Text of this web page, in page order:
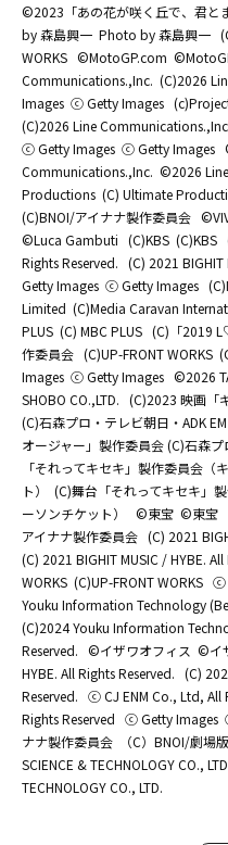
©2023「あの花が咲く丘で、君と
by 森島興一 Photo by 森島興一
WORKS ©MotoGP.com
Communications.,Inc. (C)2026
Images ⓒ Getty Images
(C)2026 Line
ⓒ Getty Images ⓒ Getty Images
Communications.,Inc. ©2026
Productions (C) Ultimate
(C)BNOI/アイナナ製作委員会
©Luca Gambuti (C)KBS (C)KBS
Rights Reserved. (C) 2021 BIGHIT
Getty Images ⓒ Getty Images
Limited (C)Media Caravan
PLUS (C) MBC PLUS (C)「2019
作委員会 (C)UP-FRONT WORKS
Images ⓒ Getty Images ©2026
SHOBO CO.,LTD. (C)2023 映画「
(C)石森プロ・テレビ朝日・ADK
オージャー」製作委員会 (C)石森
「それってキセキ」製作委員会（
ト）
(C)舞台「それってキセキ」
ーソンチケット）
©東宝 ©東宝
アイナナ製作委員会 (C) 2021
(C) 2021 BIGHIT MUSIC / HYBE.
WORKS (C)UP-FRONT WORKS ⓒ
Youku Information Technology
(C)2024 Youku Information
Reserved. ©イザワオフィス ©イ
HYBE. All Rights Reserved. (C)
Reserved. ⓒ CJ ENM Co., Ltd, All
Rights Reserved ⓒ Getty Images
ナナ製作委員会
（C）BNOI/劇場
SCIENCE & TECHNOLOGY CO.,
TECHNOLOGY CO., LTD.